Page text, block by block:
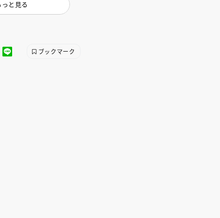
っと見る
ブックマーク